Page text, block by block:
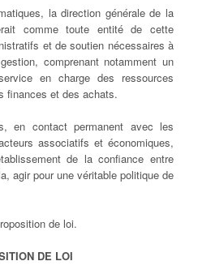
la direction générale de la
comme toute entité de cette
et de soutien nécessaires à
comprenant notamment un
en charge des ressources
finances et des achats.
en contact permanent avec les
associatifs et économiques,
de la confiance entre
agir pour une véritable politique de
de loi.
DE LOI